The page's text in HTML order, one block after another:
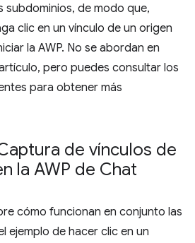
subdominios, de modo que,
clic en un vínculo de un origen
la AWP. No se abordan en
pero puedes consultar los
para obtener más
de vínculos de
la AWP de Chat
cómo funcionan en conjunto las
ejemplo de hacer clic en un